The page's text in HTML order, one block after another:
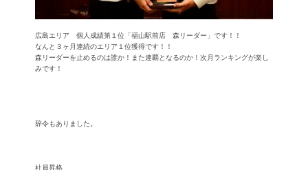
広島エリア 個人成績第１位「福山駅前店 森リーダー」です！！
なんと３ヶ月連続のエリア１位獲得です！！
森リーダーを止めるのは誰か！また連覇となるのか！次月ランキングが楽し
みです！
辞令もありました。
社員昇格